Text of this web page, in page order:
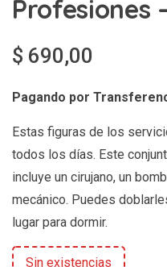
Profesiones
$ 690,00
Pagando por
Estas figuras de los
todos los días. Este
incluye un cirujano, un
mecánico. Puedes
lugar para dormir.
Sin existencias